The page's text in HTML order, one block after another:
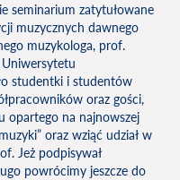
seminarium zatytułowane
muzycznych dawnego
muzykologa, prof.
studentki i studentów
oraz gości,
opartego na najnowszej
oraz wziąć udział w
Jeż podpisywał
powrócimy jeszcze do